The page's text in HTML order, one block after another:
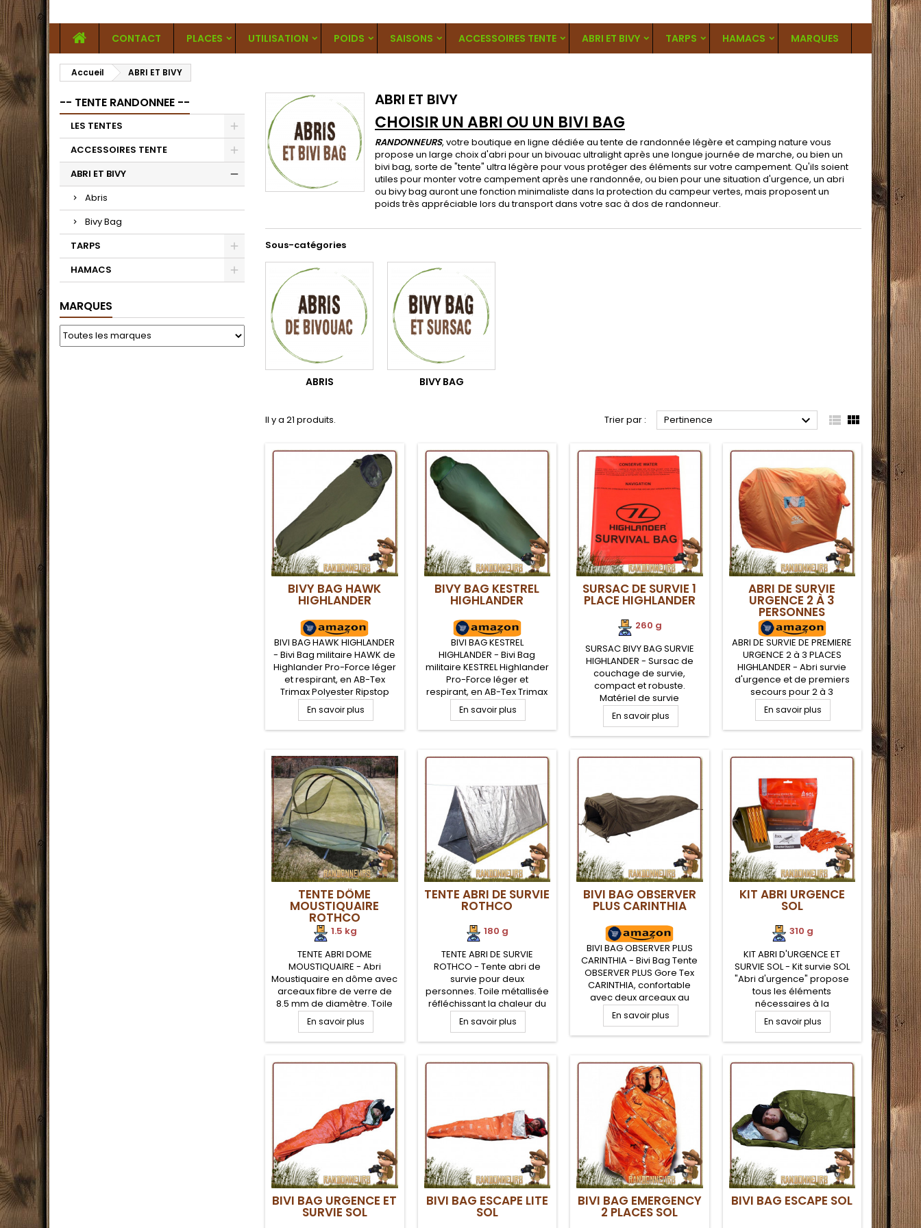
CONTACT PLACES UTILISATION POIDS SAISONS ACCESSOIRES TENTE ABRI ET BIVY TARPS HAMACS MARQUES
Accueil ABRI ET BIVY
-- TENTE RANDONNEE --
LES TENTES
ACCESSOIRES TENTE
ABRI ET BIVY
Abris
Bivy Bag
TARPS
HAMACS
MARQUES
ABRI ET BIVY
CHOISIR UN ABRI OU UN BIVI BAG
RANDONNEURS, votre boutique en ligne dédiée autente de randonnée légère et camping nature vous
propose un large choix d'abri pour un bivouac ultralight après une longue journée de marche, ou bien un
bivi bag, sorte de "tente" ultra légère pour vous protéger des éléments sur votre campement. Qu'ils soient
utiles pour monter votre campement après une randonnée, ou bien pour une situation d'urgence, un abri
ou bivy bag auront une fonction minimaliste dans la protection du campeur vertes, mais proposent un
poids très appréciable lors du transport dans votre sac à dos de randonneur.
Sous-catégories
ABRIS BIVY BAG
Il y a 21 produits. Trier par : Pertinence   
BIVY BAG HAWK
HIGHLANDER
BIVI BAG HAWK HIGHLANDER
- Bivi Bag militaire HAWK de
Highlander Pro-Force léger
et respirant, en AB-Tex
Trimax Polyester Ripstop
enduit polyuréthane,
induction 5000 mm pour
une résistance à toutes
conditions climatiques.
Sursac bivy HAWK pour vos
bivouacs bushcraft, militaire
et airsoft dans la verte.
En savoir plus
BIVY BAG KESTREL
HIGHLANDER
BIVI BAG KESTREL
HIGHLANDER - Bivi Bag
militaire KESTREL Highlander
Pro-Force léger et
respirant, en AB-Tex Trimax
Polyester Ripstop enduit
polyuréthane, induction
4000 mm pour une
épreuves et en toutes
KESTREL pour vos bivouacs
bushcraft, militaire et airsoft
dans la verte.
En savoir plus
SURSAC DE SURVIE 1
PLACE HIGHLANDER
260 g
SURSAC BIVY BAG SURVIE
HIGHLANDER - Sursac de
couchage de survie,
compact et robuste.
Matériel de survie
indispensable, ce sursac de
survie pour une personne
de couleur orange vive,
éléments (coupe vent,
survie sur le sac tel un guide
de survie grandeur nature
(inscriptions en...
En savoir plus
ABRI DE SURVIE
URGENCE 2 À 3
PERSONNES
HIGHLANDER
ABRI DE SURVIE DE PREMIERE
URGENCE 2 à 3 PLACES
HIGHLANDER - Abri survie
d'urgence et de premiers
secours pour 2 à 3
personnes Highlander. Cet
abri de survie, très facile de
montage, est compact et
son sac à dos. Enduction PU
vent AB-TEX. Fenêtre de
visibilité et cheminé
d'aération.
En savoir plus
TENTE DÔME
MOUSTIQUAIRE
ROTHCO
1.5 kg
TENTE ABRI DOME
MOUSTIQUAIRE - Abri
Moustiquaire en dôme avec
arceaux fibre de verre de
8.5 mm de diamètre. Toile
Moustiquaire 100% Mesh
Polyester et tapis de sol TPU
enduction 1000 mm.
personne, avec arceaux à
même le sol
En savoir plus
TENTE ABRI DE SURVIE
ROTHCO
180 g
TENTE ABRI DE SURVIE
ROTHCO - Tente abri de
survie pour deux
personnes. Toile métallisée
réfléchissant la chaleur du
corps. Rangement et
montage facile. Livrée avec
cordelette d'attache en
pour se protéger des
En savoir plus
BIVI BAG OBSERVER
PLUS CARINTHIA
BIVI BAG OBSERVER PLUS
CARINTHIA - Bivi Bag Tente
OBSERVER PLUS Gore Tex
CARINTHIA, confortable
avec deux arceaux au
niveau de la tête formant un
petit dôme vous permettant
d'avoir de la place pour
comme poste
d'observation, tente légère
militaire et bushcraft tout
terrain.
En savoir plus
KIT ABRI URGENCE
SOL
310 g
KIT ABRI D'URGENCE ET
SURVIE SOL - Kit survie SOL
"Abri d'urgence" propose
tous les éléments
nécessaires à la
construction d'un abri de
survie d'urgence, en
randonnée. Le kit abri
comporte un tarp
sardines alu, cordes et
instructions de survie
En savoir plus
BIVI BAG URGENCE ET
SURVIE SOL
BIVI BAG ESCAPE LITE
SOL
BIVI BAG EMERGENCY
2 PLACES SOL
BIVI BAG ESCAPE SOL